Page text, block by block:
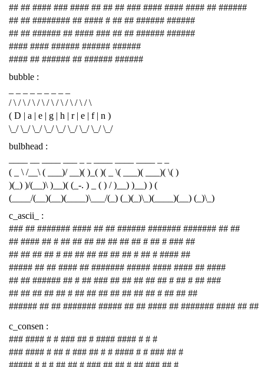
## ## #### ### #### ## ## ## ### #### #### #### ## ######
## ## ######## ## #### # ## ## ###### ######
## ## ###### ## #### ### ## ## ###### ######
#### #### ###### ###### ######
#### ## ###### ## ###### ######
bubble :
/ \ / \ / \ / \ / \ / \ / \ / \ / \
( D | a | e | g | h | r | e | f | n )
\_/ \_/ \_/ \_/ \_/ \_/ \_/ \_/ \_/
bulbhead :
( _ \ /__\ ( ___)/ __)( )_( )( _ \( ___)( ___)( \( )
)(_) )/(__)\ )__)( (_-. ) _ ( ) / )__) )__) ) (
(____/(__)(__)(____)\___/(_) (_)(_)\_)(____)(__) (_)\_)
c_ascii_ :
### ## ####### #### ## ## ###### ####### ####### ## ##
## #### ## # ## ## ## ## ## ## ## # ## # ### ##
## ## ## ## # ## ## ## ## ## ## # ## # #### ##
##### ## ## #### ## ####### ##### #### #### ## ####
## ## ###### ## # ## ### ## ## ## ## ## # ## # ## ###
## ## ## ## ## # ## ## ## ## ## ## ## # ## ## ##
###### ## ## ####### ##### ## ## #### ## ####### #### ## ##
c_consen :
### #### # # ### ## # #### #### # # #
### #### # ## # ### ## # # #### # # ### ## #
##### # # # ## ## # ### ## ## # ## ### ## #